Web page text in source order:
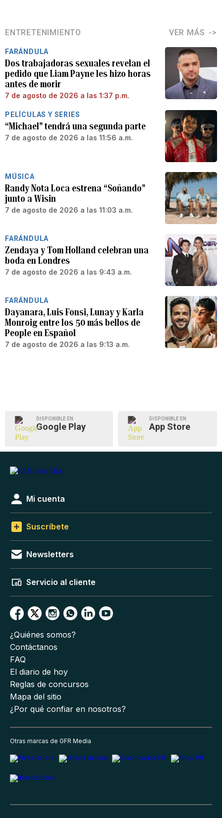
ENTRETENIMIENTO VER MÁS
FARÁNDULA
Dos trabajadoras sexuales revelan el
pedido que Liam Payne les hizo horas
antes de morir
7 de agosto de 2026 a las 1:37 p.m.
PELÍCULAS Y SERIES
“Michael” tendrá una segunda parte
7 de agosto de 2026 a las 11:56 a.m.
MÚSICA
Randy Nota Loca estrena “Soñando”
junto a Wisin
7 de agosto de 2026 a las 11:03 a.m.
FARÁNDULA
Zendaya y Tom Holland celebran una
boda en Londres
7 de agosto de 2026 a las 9:43 a.m.
FARÁNDULA
Dayanara, Luis Fonsi, Lunay y Karla
Monroig entre los 50 más bellos de
People en Español
7 de agosto de 2026 a las 9:13 a.m.
DISPONIBLE EN
Google Play
DISPONIBLE EN
App Store
Mi cuenta
Suscríbete
Newsletters
Servicio al cliente
¿Quiénes somos?
Contáctanos
FAQ
El diario de hoy
Reglas de concursos
Mapa del sitio
¿Por qué confiar en nosotros?
Otras marcas de GFR Media